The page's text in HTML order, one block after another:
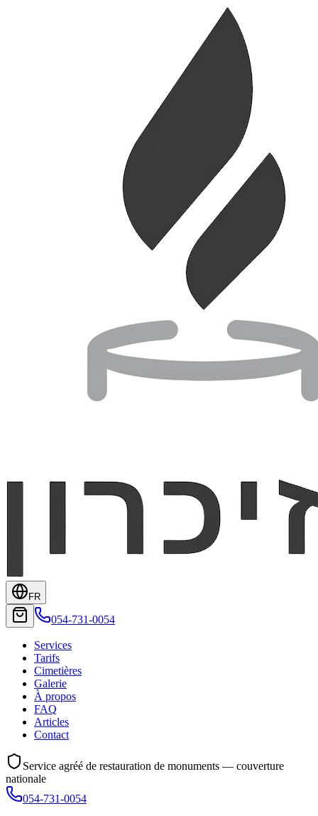
FR
054-731-0054
Services
Tarifs
Cimetières
Galerie
À propos
FAQ
Articles
Contact
Service agréé de restauration de monuments — couverture
nationale
054-731-0054